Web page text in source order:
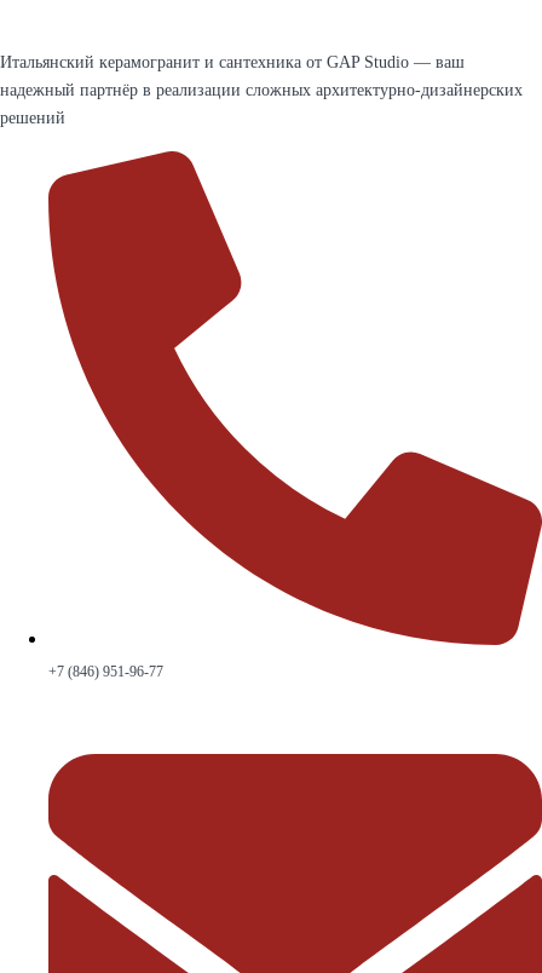
Итальянский керамогранит и сантехника от GAP Studio — ваш
надежный партнёр в реализации сложных архитектурно-дизайнерских
решений
+7 (846) 951-96-77